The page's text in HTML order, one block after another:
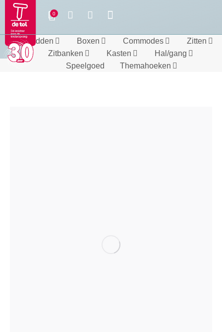
Bedden Boxen Commodes
Zitten
Zitbanken
Kasten
Hal/gang
Speelgoed
Themahoeken